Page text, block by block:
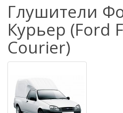
Глушители
Курьер (Ford
Сourier)